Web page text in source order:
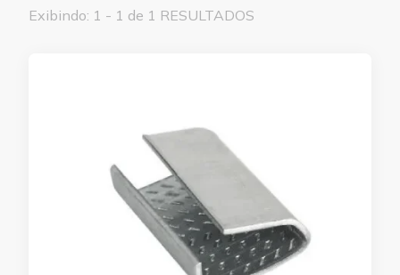
Exibindo: 1 - 1 de 1 RESULTADOS